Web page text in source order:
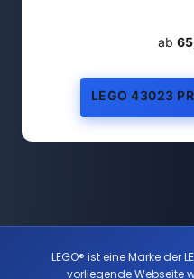
ab
LEGO 43023
LEGO® ist eine Marke der
vorliegende Webseite